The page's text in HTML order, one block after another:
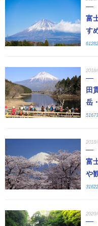
富
す
田
岳
富
や